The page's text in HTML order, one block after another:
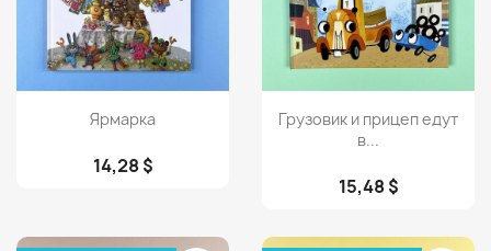
Просмотр
Ярмарка
14,28 $
Просмотр
Грузовик и прицеп едут
в...
15,48 $